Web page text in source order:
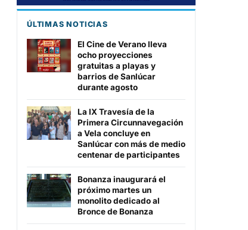
ÚLTIMAS NOTICIAS
El Cine de Verano lleva
ocho proyecciones
gratuitas a playas y
barrios de Sanlúcar
durante agosto
La IX Travesía de la
Primera Circunnavegación
a Vela concluye en
Sanlúcar con más de medio
centenar de participantes
Bonanza inaugurará el
próximo martes un
monolito dedicado al
Bronce de Bonanza